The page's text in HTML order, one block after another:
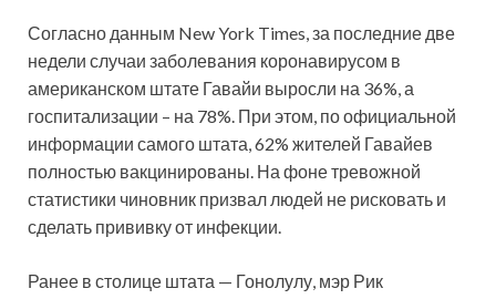
Согласно данным New York Times, за последние две
недели случаи заболевания коронавирусом в
американском штате Гавайи выросли на 36%, а
госпитализации – на 78%. При этом, по официальной
информации самого штата, 62% жителей Гавайев
полностью вакцинированы. На фоне тревожной
статистики чиновник призвал людей не рисковать и
сделать прививку от инфекции.
Ранее в столице штата — Гонолулу, мэр Рик